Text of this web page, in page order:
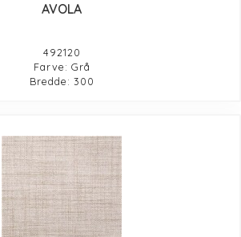
AVOLA
492120
Farve: Grå
Bredde: 300